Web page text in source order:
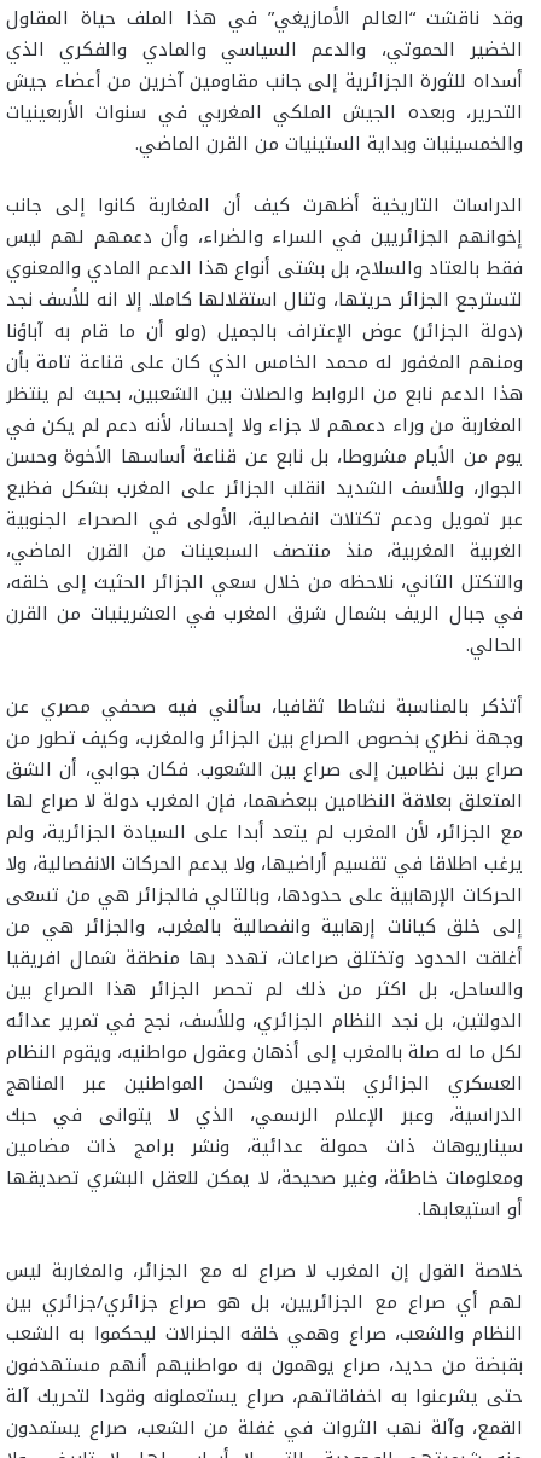
وقد ناقشت “العالم الأمازيغي” في هذا الملف حياة المقاول
الخضير الحموتي، والدعم السياسي والمادي والفكري الذي
أسداه للثورة الجزائرية إلى جانب مقاومين آخرين من أعضاء جيش
التحرير، وبعده الجيش الملكي المغربي في سنوات الأربعينيات
والخمسينيات وبداية الستينيات من القرن الماضي.
الدراسات التاريخية أظهرت كيف أن المغاربة كانوا إلى جانب
إخوانهم الجزائريين في السراء والضراء، وأن دعمهم لهم ليس
فقط بالعتاد والسلاح، بل بشتى أنواع هذا الدعم المادي والمعنوي
لتسترجع الجزائر حريتها، وتنال استقلالها كاملا. إلا انه للأسف نجد
(دولة الجزائر) عوض الإعتراف بالجميل (ولو أن ما قام به آباؤنا
ومنهم المغفور له محمد الخامس الذي كان على قناعة تامة بأن
هذا الدعم نابع من الروابط والصلات بين الشعبين، بحيث لم ينتظر
المغاربة من وراء دعمهم لا جزاء ولا إحسانا، لأنه دعم لم يكن في
يوم من الأيام مشروطا، بل نابع عن قناعة أساسها الأخوة وحسن
الجوار، وللأسف الشديد انقلب الجزائر على المغرب بشكل فظيع
عبر تمويل ودعم تكتلات انفصالية، الأولى في الصحراء الجنوبية
الغربية المغربية، منذ منتصف السبعينات من القرن الماضي،
والتكتل الثاني، نلاحظه من خلال سعي الجزائر الحثيث إلى خلقه،
في جبال الريف بشمال شرق المغرب في العشرينيات من القرن
الحالي.
أتذكر بالمناسبة نشاطا ثقافيا، سألني فيه صحفي مصري عن
وجهة نظري بخصوص الصراع بين الجزائر والمغرب، وكيف تطور من
صراع بين نظامين إلى صراع بين الشعوب. فكان جوابي، أن الشق
المتعلق بعلاقة النظامين ببعضهما، فإن المغرب دولة لا صراع لها
مع الجزائر، لأن المغرب لم يتعد أبدا على السيادة الجزائرية، ولم
يرغب اطلاقا في تقسيم أراضيها، ولا يدعم الحركات الانفصالية، ولا
الحركات الإرهابية على حدودها، وبالتالي فالجزائر هي من تسعى
إلى خلق كيانات إرهابية وانفصالية بالمغرب، والجزائر هي من
أغلقت الحدود وتختلق صراعات، تهدد بها منطقة شمال افريقيا
والساحل، بل اكثر من ذلك لم تحصر الجزائر هذا الصراع بين
الدولتين، بل نجد النظام الجزائري، وللأسف، نجح في تمرير عدائه
لكل ما له صلة بالمغرب إلى أذهان وعقول مواطنيه، ويقوم النظام
العسكري الجزائري بتدجين وشحن المواطنين عبر المناهج
الدراسية، وعبر الإعلام الرسمي، الذي لا يتوانى في حبك
سيناريوهات ذات حمولة عدائية، ونشر برامج ذات مضامين
ومعلومات خاطئة، وغير صحيحة، لا يمكن للعقل البشري تصديقها
أو استيعابها.
خلاصة القول إن المغرب لا صراع له مع الجزائر، والمغاربة ليس
لهم أي صراع مع الجزائريين، بل هو صراع جزائري/جزائري بين
النظام والشعب، صراع وهمي خلقه الجنرالات ليحكموا به الشعب
بقبضة من حديد، صراع يوهمون به مواطنيهم أنهم مستهدفون
حتى يشرعنوا به اخفاقاتهم، صراع يستعملونه وقودا لتحريك آلة
القمع، وآلة نهب الثروات في غفلة من الشعب، صراع يستمدون